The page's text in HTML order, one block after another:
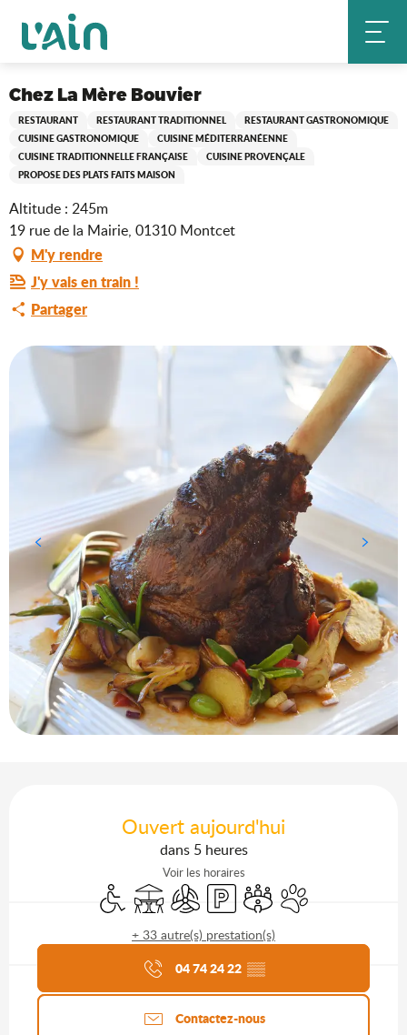
contenu
Accueil Chez La Mère Bouvier
Chez La Mère Bouvier
RESTAURANT RESTAURANT TRADITIONNEL
RESTAURANT GASTRONOMIQUE
CUISINE GASTRONOMIQUE
CUISINE MÉDITERRANÉENNE
CUISINE TRADITIONNELLE FRANÇAISE
CUISINE PROVENÇALE
PROPOSE DES PLATS FAITS MAISON
Altitude : 245m
19 rue de la Mairie, 01310 Montcet
M'y rendre
J'y vais en train !
Partager
Ouvert aujourd'hui
dans 5 heures
Voir les horaires
Accès handicapés
TerrasseAir conditionné
ParkingSalle de réunion
Animaux acceptés
+ 33 autre(s) prestation(s)
Agenda du moment
04 74 24 22 ▒▒
Contactez-nous